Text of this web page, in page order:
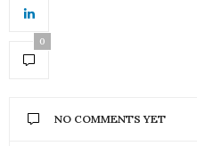
0
NO COMMENTS YET